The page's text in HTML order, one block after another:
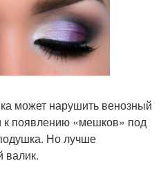
может нарушить венозный
к появлению «мешков» под
Но лучше
валик.